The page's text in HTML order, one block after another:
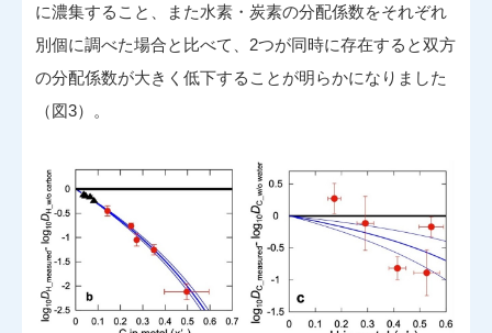
に濃集すること、また水素・炭素の分配係数をそれぞれ
別個に調べた場合と比べて、2つが同時に存在すると双方
の分配係数が大きく低下することが明らかになりました
（図3）。